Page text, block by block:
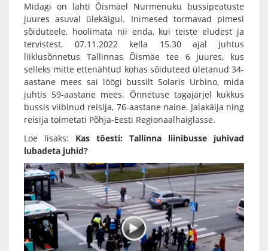
Midagi on lahti Õismäel Nurmenuku bussipeatuste
juures asuval ülekäigul. Inimesed tormavad pimesi
sõiduteele, hoolimata nii enda, kui teiste eludest ja
tervistest. 07.11.2022 kella 15.30 ajal juhtus
liiklusõnnetus Tallinnas Õismäe tee 6 juures, kus
selleks mitte ettenähtud kohas sõiduteed ületanud 34-
aastane mees sai löögi bussilt Solaris Urbino, mida
juhtis 59-aastane mees. Õnnetuse tagajärjel kukkus
bussis viibinud reisija, 76-aastane naine. Jalakäija ning
reisija toimetati Põhja-Eesti Regionaalhaiglasse.
Loe lisaks: Kas tõesti: Tallinna liinibusse juhivad
lubadeta juhid?